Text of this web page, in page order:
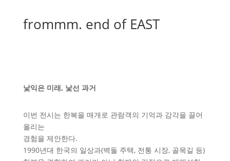
frommm. end of EAST
낯익은 미래, 낯선 과거
이번 전시는 한복을 매개로 관람객의 기억과 감각을 끌어
올리는
경험을 제안한다.
1990년대 한국의 일상과(벽돌 주택, 전통 시장, 골목길 등)